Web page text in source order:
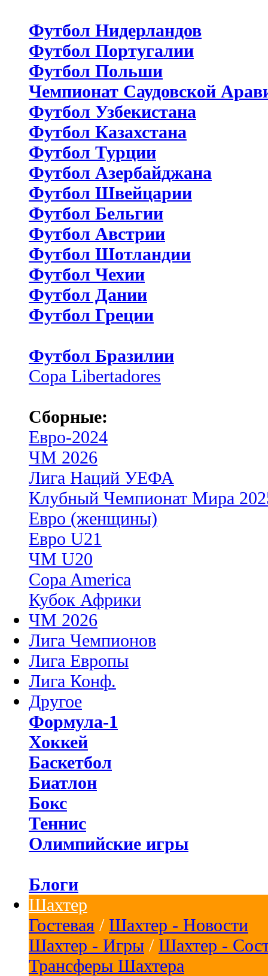
Футбол Нидерландов
Футбол Португалии
Футбол Польши
Чемпионат Саудовской
Футбол Узбекистана
Футбол Казахстана
Футбол Турции
Футбол Азербайджана
Футбол Швейцарии
Футбол Бельгии
Футбол Австрии
Футбол Шотландии
Футбол Чехии
Футбол Дании
Футбол Греции
Футбол Бразилии
Copa Libertadores
Сборные:
Евро-2024
ЧМ 2026
Лига Наций УЕФА
Клубный Чемпионат Мира
Евро (женщины)
Евро U21
ЧМ U20
Copa America
Кубок Африки
ЧМ 2026
Лига Чемпионов
Лига Европы
Лига Конф.
Другое
Формула-1
Хоккей
Баскетбол
Биатлон
Бокс
Теннис
Олимпийские игры
Блоги
Шахтер
Гостевая / Шахтер - Новости
Шахтер - Игры / Шахтер -
Трансферы Шахтера